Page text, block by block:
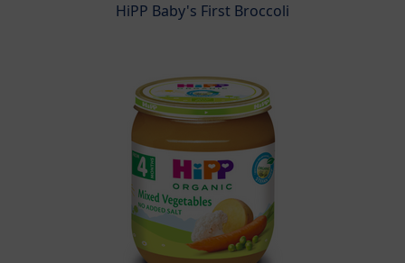
HiPP Baby's First Broccoli